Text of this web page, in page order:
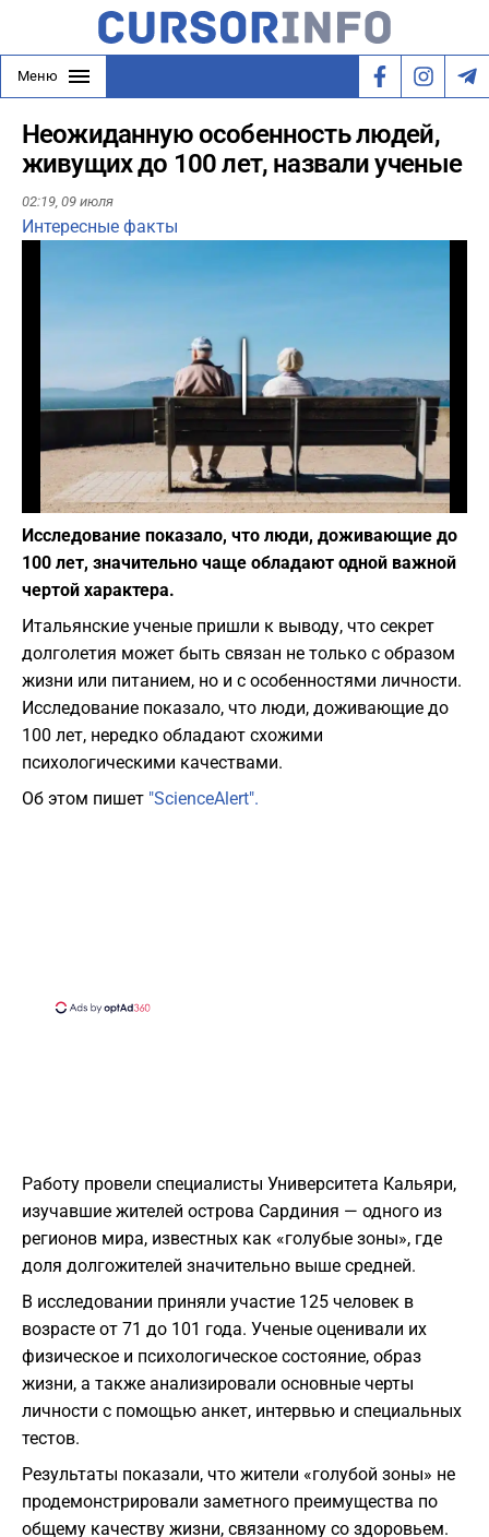
Меню
Неожиданную особенность людей,
живущих до 100 лет, назвали ученые
02:19, 09 июля
Интересные факты
Play
Фото: Matt Bennett / Unsplash
Исследование показало, что люди, доживающие до
100 лет, значительно чаще обладают одной важной
чертой характера.
Итальянские ученые пришли к выводу, что секрет
долголетия может быть связан не только с образом
жизни или питанием, но и с особенностями личности.
Исследование показало, что люди, доживающие до
100 лет, нередко обладают схожими
психологическими качествами.
Об этом пишет "ScienceAlert".
Работу провели специалисты Университета Кальяри,
изучавшие жителей острова Сардиния — одного из
регионов мира, известных как «голубые зоны», где
доля долгожителей значительно выше средней.
В исследовании приняли участие 125 человек в
возрасте от 71 до 101 года. Ученые оценивали их
физическое и психологическое состояние, образ
жизни, а также анализировали основные черты
личности с помощью анкет, интервью и специальных
тестов.
Результаты показали, что жители «голубой зоны» не
продемонстрировали заметного преимущества по
общему качеству жизни, связанному со здоровьем.